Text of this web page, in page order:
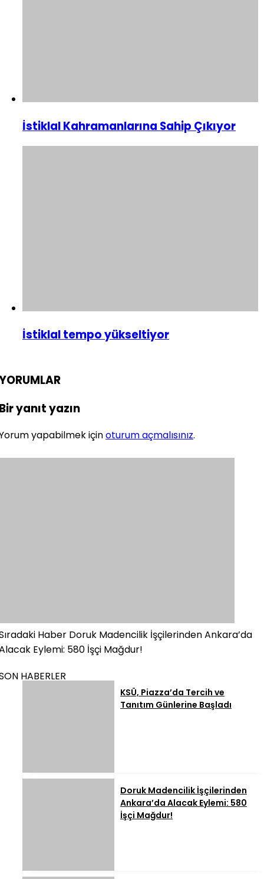
İstiklal Kahramanlarına Sahip Çıkıyor
İstiklal tempo yükseltiyor
yanıt yazın
yapabilmek içinoturum açmalısınız.
Haber Doruk Madencilik İşçilerinden Ankara’da
Eylemi: 580 İşçi Mağdur!
HABERLER
KSÜ, Piazza’da Tercih ve
Tanıtım Günlerine Başladı
Doruk Madencilik İşçilerinden
Ankara’da Alacak Eylemi: 580
İşçi Mağdur!